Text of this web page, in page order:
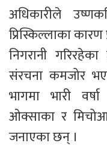
अधिकारीले
प्रिस्किल्लाका
निगरानी
संरचना कमजोर
भागमा भारी
ओक्साका र
जनाएका छन् ।